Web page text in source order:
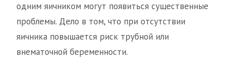
одним яичником могут появиться существенные
проблемы. Дело в том, что при отсутствии
яичника повышается риск трубной или
внематочной беременности.